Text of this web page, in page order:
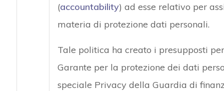
(accountability) ad esse relativo per
materia di protezione dati personali.
Tale politica ha creato i presupposti
Garante per la protezione dei dati
speciale Privacy della Guardia di